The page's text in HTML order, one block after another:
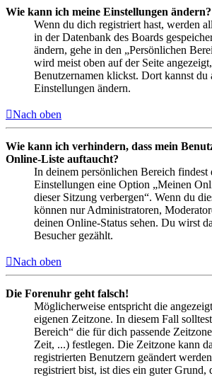
Wie kann ich meine Einstellungen ändern?
Wenn du dich registriert hast, werden
in der Datenbank des Boards
ändern, gehe in den „Persönlichen
wird meist oben auf der Seite
Benutzernamen klickst. Dort kannst du
Einstellungen ändern.
Nach oben
Wie kann ich verhindern, dass mein
Online-Liste auftaucht?
In deinem persönlichen Bereich findest
Einstellungen eine Option „Meinen
dieser Sitzung verbergen“. Wenn du
können nur Administratoren,
deinen Online-Status sehen. Du wirst
Besucher gezählt.
Nach oben
Die Forenuhr geht falsch!
Möglicherweise entspricht die
eigenen Zeitzone. In diesem Fall
Bereich“ die für dich passende
Zeit, ...) festlegen. Die Zeitzone kann
registrierten Benutzern geändert
registriert bist, ist dies ein guter Grund,